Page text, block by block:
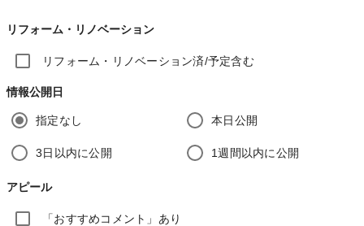
リフォーム・リノベーション
リフォーム・リノベーション済/予定含む
情報公開日
指定なし 本日公開
3日以内に公開 1週間以内に公開
アピール
「おすすめコメント」あり